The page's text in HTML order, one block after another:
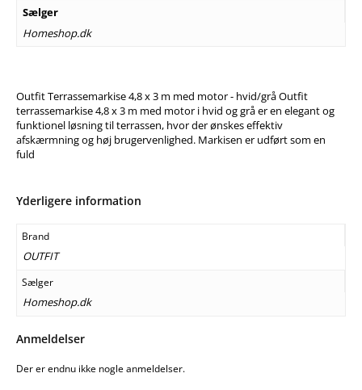
Sælger
Homeshop.dk
Outfit Terrassemarkise 4,8 x 3 m med motor - hvid/grå Outfit
terrassemarkise 4,8 x 3 m med motor i hvid og grå er en elegant og
funktionel løsning til terrassen, hvor der ønskes effektiv
afskærmning og høj brugervenlighed. Markisen er udført som en
fuld
Yderligere information
Brand
OUTFIT
Sælger
Homeshop.dk
Anmeldelser
Der er endnu ikke nogle anmeldelser.